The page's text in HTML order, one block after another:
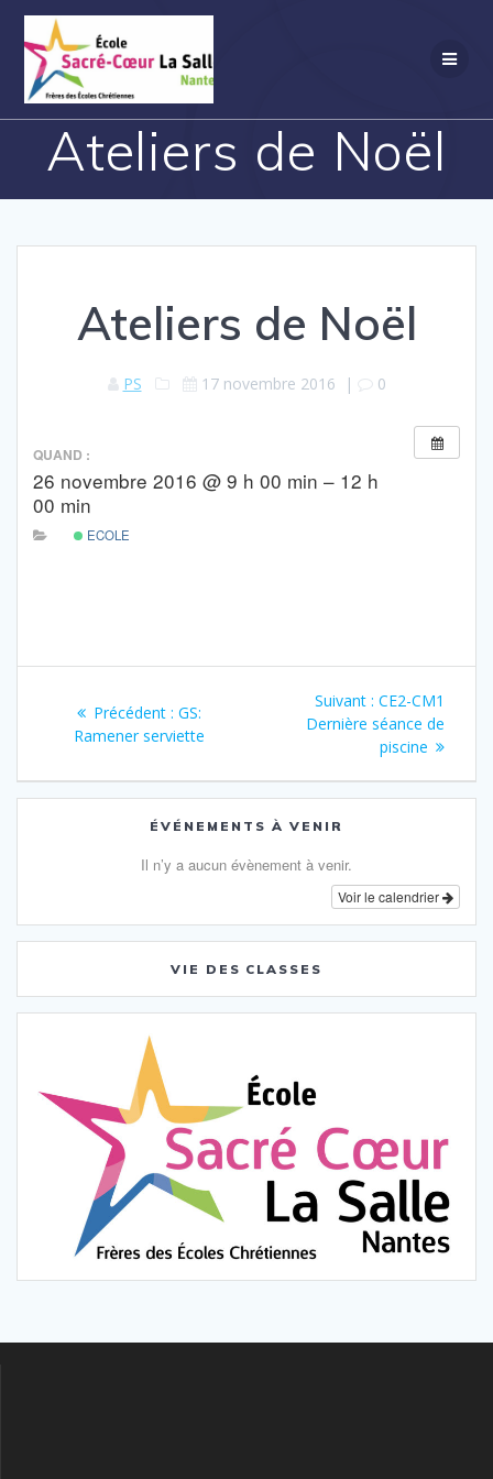
Ateliers de Noël
Ateliers de Noël
PS 17 novembre 2016 | 0
QUAND :
26 novembre 2016 @ 9 h 00 min – 12 h
00 min
ECOLE
l’article
Précédent : Article
précédent
GS:
Ramener serviette
Suivant : Article
suivant
:
CE2-CM1
Dernière séance de
piscine
ÉVÉNEMENTS À VENIR
Il n’y a aucun évènement à venir.
Voir le calendrier
VIE DES CLASSES